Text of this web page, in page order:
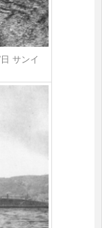
サンイ